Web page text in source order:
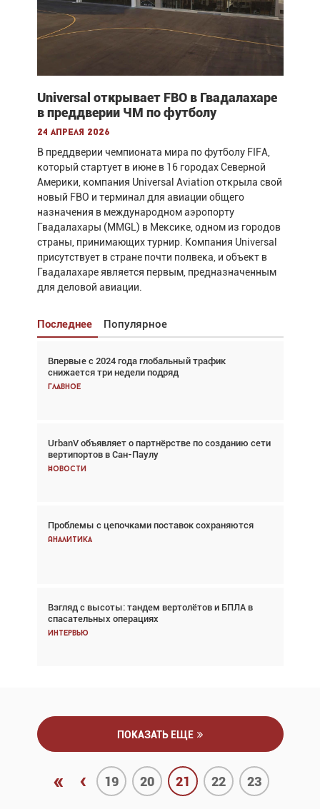
Universal открывает FBO в Гвадалахаре
в преддверии ЧМ по футболу
24 апреля 2026
В преддверии чемпионата мира по футболу FIFA,
который стартует в июне в 16 городах Северной
Америки, компания Universal Aviation открыла свой
новый FBO и терминал для авиации общего
назначения в международном аэропорту
Гвадалахары (MMGL) в Мексике, одном из городов
страны, принимающих турнир. Компания Universal
присутствует в стране почти полвека, и объект в
Гвадалахаре является первым, предназначенным
для деловой авиации.
Последнее Популярное
Впервые с 2024 года глобальный трафик
снижается три недели подряд
Главное
UrbanV объявляет о партнёрстве по созданию сети
вертипортов в Сан-Паулу
Новости
Проблемы с цепочками поставок сохраняются
Аналитика
Взгляд с высоты: тандем вертолётов и БПЛА в
спасательных операциях
Интервью
Взгляд с высоты: тандем вертолётов и БПЛА в
спасательных операциях
Главное
Авиационный фотограф Дэйв Кох: «Фотография
говорит сама за себя... а ИИ всё портит»
Новости
Впервые с 2024 года глобальный трафик
снижается три недели подряд
Частный самолёт – это актив. Подходите к
покупке соответствующим образом
Интервью
ПОКАЗАТЬ ЕЩЕ
« ‹ 19 20 21 22 23